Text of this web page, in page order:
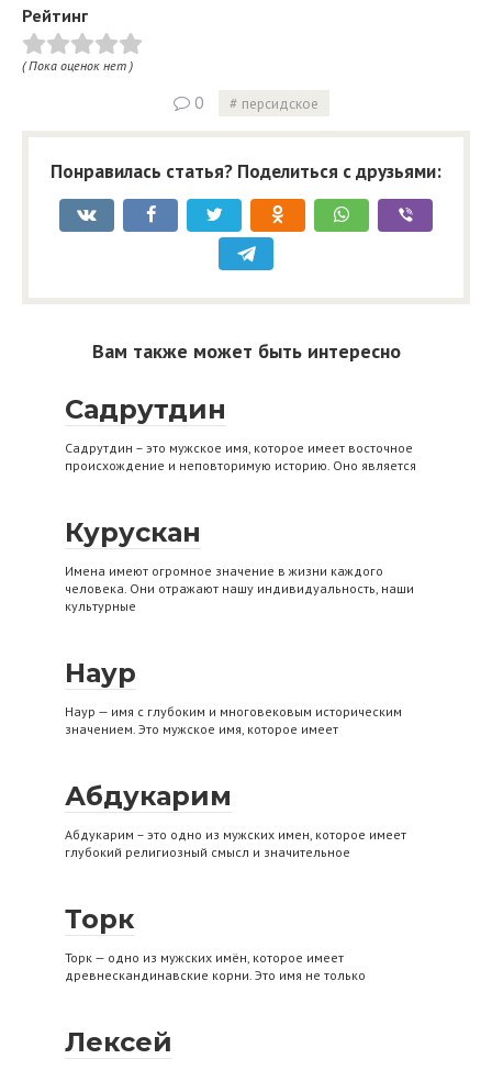
Рейтинг
( Пока оценок нет )
0 персидское
Понравилась статья? Поделиться с друзьями:
Вам также может быть интересно
Садрутдин
Садрутдин – это мужское имя, которое имеет восточное
происхождение и неповторимую историю. Оно является
Курускан
Имена имеют огромное значение в жизни каждого
человека. Они отражают нашу индивидуальность, наши
культурные
Наур
Наур — имя с глубоким и многовековым историческим
значением. Это мужское имя, которое имеет
Абдукарим
Абдукарим – это одно из мужских имен, которое имеет
глубокий религиозный смысл и значительное
Торк
Торк — одно из мужских имён, которое имеет
древнескандинавские корни. Это имя не только
Лексей